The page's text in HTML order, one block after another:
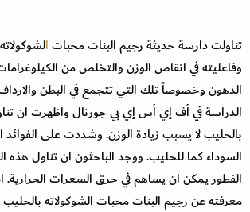
تناولت دارسة حديثة رجيم البنات محباتا
وفاعليته في انقاص الوزن والتخلص من
الدهون وخصوصاً تلك التي تتجمع في البطن
الدراسة في أف إي أس إي بي جورنال واظهرت ان
بالحليب لا يسبب زيادة الوزن. وشددت على الفوائد
السوداء كما للحليب. ووجد الباحثون ان تناول هذه
الفطور يمكن ان يساهم في حرق السعرات الحرارية.
معرفته عن رجيم البنات محبات الشوكولاته بالحليب